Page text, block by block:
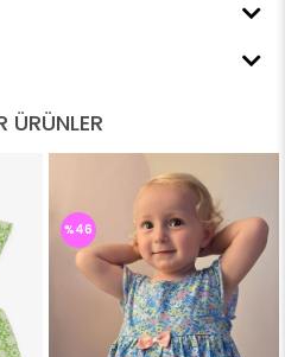
ÜRÜNLER
%46